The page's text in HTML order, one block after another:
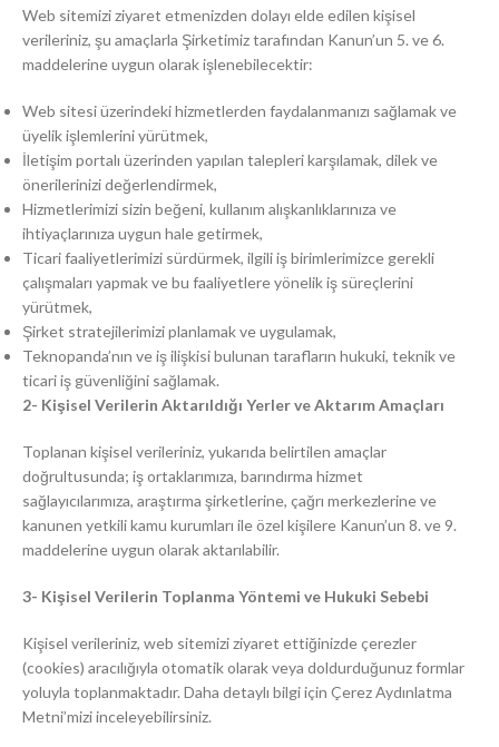
Web sitemizi ziyaret etmenizden dolayı elde edilen kişisel
verileriniz, şu amaçlarla Şirketimiz tarafından Kanun’un 5. ve 6.
maddelerine uygun olarak işlenebilecektir:
Web sitesi üzerindeki hizmetlerden faydalanmanızı sağlamak ve
üyelik işlemlerini yürütmek,
İletişim portalı üzerinden yapılan talepleri karşılamak, dilek ve
önerilerinizi değerlendirmek,
Hizmetlerimizi sizin beğeni, kullanım alışkanlıklarınıza ve
ihtiyaçlarınıza uygun hale getirmek,
Ticari faaliyetlerimizi sürdürmek, ilgili iş birimlerimizce gerekli
çalışmaları yapmak ve bu faaliyetlere yönelik iş süreçlerini
yürütmek,
Şirket stratejilerimizi planlamak ve uygulamak,
Teknopanda’nın ve iş ilişkisi bulunan tarafların hukuki, teknik ve
ticari iş güvenliğini sağlamak.
2- Kişisel Verilerin Aktarıldığı Yerler ve Aktarım Amaçları
Toplanan kişisel verileriniz, yukarıda belirtilen amaçlar
doğrultusunda; iş ortaklarımıza, barındırma hizmet
sağlayıcılarımıza, araştırma şirketlerine, çağrı merkezlerine ve
kanunen yetkili kamu kurumları ile özel kişilere Kanun’un 8. ve 9.
maddelerine uygun olarak aktarılabilir.
3- Kişisel Verilerin Toplanma Yöntemi ve Hukuki Sebebi
Kişisel verileriniz, web sitemizi ziyaret ettiğinizde çerezler
(cookies) aracılığıyla otomatik olarak veya doldurduğunuz formlar
yoluyla toplanmaktadır. Daha detaylı bilgi için Çerez Aydınlatma
Metni’mizi inceleyebilirsiniz.